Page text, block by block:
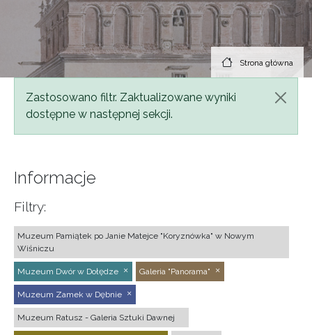
Strona główna
Komunikat
Zastosowano filtr. Zaktualizowane wyniki
dostępne w następnej sekcji.
Informacje
Filtry:
Muzeum Pamiątek po Janie Matejce "Koryznówka" w Nowym
Wiśniczu
Muzeum Dwór w Dołędze Galeria "Panorama"
Muzeum Zamek w Dębnie
Muzeum Ratusz - Galeria Sztuki Dawnej